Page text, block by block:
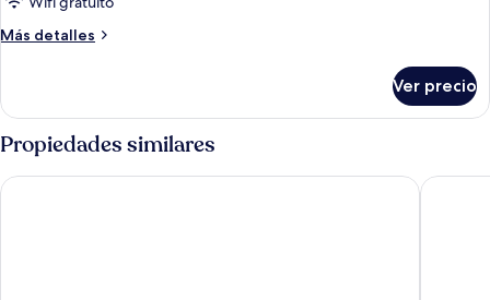
Full
Bed
Non-
smoking
Más detalles
Más
Full
Bed
Accessible
Non-
smoking
Ver precio
Propiedades similares
Holiday Inn Hotel & Suites San Mateo-San Francisco SFO by